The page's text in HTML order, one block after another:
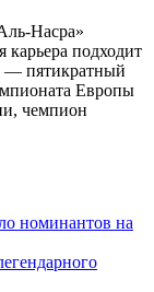
Насра»
карьера подходит
— пятикратный
Европы
чемпион
номинантов на